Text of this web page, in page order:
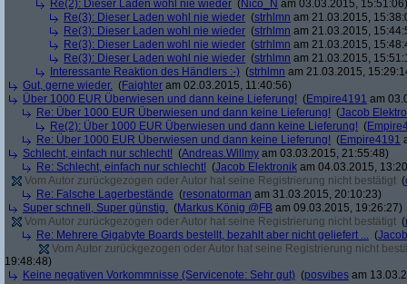
Re(2): Dieser Laden wohl nie wieder (Nico_N am 03.03.2015, 15:51:06)
Re(3): Dieser Laden wohl nie wieder (strhlmn am 21.03.2015,
Re(3): Dieser Laden wohl nie wieder (strhlmn am 21.03.2015,
Re(3): Dieser Laden wohl nie wieder (strhlmn am 21.03.2015,
Re(3): Dieser Laden wohl nie wieder (strhlmn am 21.03.2015,
Interessante Reaktion des Händlers :-) (strhlmn am 21.03.2015,
Gut, gerne wieder. (Faighter am 02.03.2015, 11:40:56)
Über 1000 EUR Überwiesen und dann keine Lieferung! (Empire4191 am
Re: Über 1000 EUR Überwiesen und dann keine Lieferung! (Jacob
Re(2): Über 1000 EUR Überwiesen und dann keine Lieferung! (
Re: Über 1000 EUR Überwiesen und dann keine Lieferung! (Empire4191
Schlecht, einfach nur schlecht! (Andreas.Willmy am 03.03.2015, 21:55:48)
Re: Schlecht, einfach nur schlecht! (Jacob Elektronik am 04.03.2015,
Vom Autor zurückgezogen oder Autor hat seine Registrierung nicht bestätigt (
Re: Falsche Lagerbestände (resonatorman am 31.03.2015, 20:10:23)
Super schnell, Super günstig. (Markus König @FB am 09.03.2015, 19:26:27)
Vom Autor zurückgezogen oder Autor hat seine Registrierung nicht bestätigt (
Re: Mehrere Gigabyte Boards bestellt, bezahlt aber nicht geliefert ... (
Vom Autor zurückgezogen oder Autor hat seine Registrierung nicht
19:48:48)
Keine negativen Vorkommnisse (Servicenote: Sehr gut) (posvibes am